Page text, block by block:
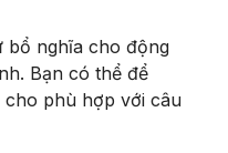
bổ nghĩa cho động
Bạn có thể để
phù hợp với câu